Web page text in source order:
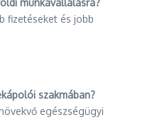
fizetéseket és jobb
szakmában?
egészségügyi